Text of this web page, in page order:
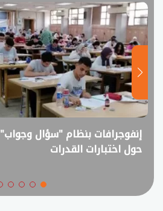
إنفوجرافات بنظام "سؤال وجواب"
حول اختبارات القدرات